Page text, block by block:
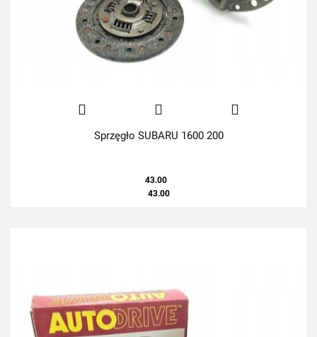
Sprzęgło SUBARU 1600 200
43.00
43.00